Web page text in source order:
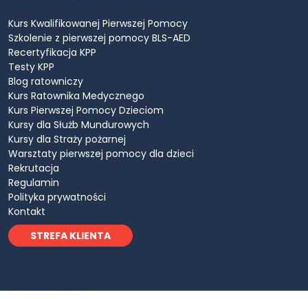
Kurs Kwalifikowanej Pierwszej Pomocy
Szkolenie z pierwszej pomocy BLS-AED
Recertyfikacja KPP
Testy KPP
Blog ratowniczy
Kurs Ratownika Medycznego
Kurs Pierwszej Pomocy Dzieciom
Kursy dla Służb Mundurowych
Kursy dla Straży pożarnej
Warsztaty pierwszej pomocy dla dzieci
Rekrutacja
Regulamin
Polityka prywatności
Kontakt
STREFA KLIENTA